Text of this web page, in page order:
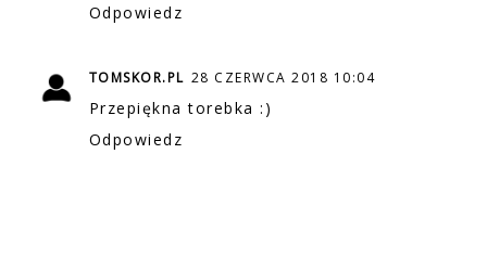
Odpowiedz
TOMSKOR.PL 28 CZERWCA 2018 10:04
Przepiękna torebka :)
Odpowiedz